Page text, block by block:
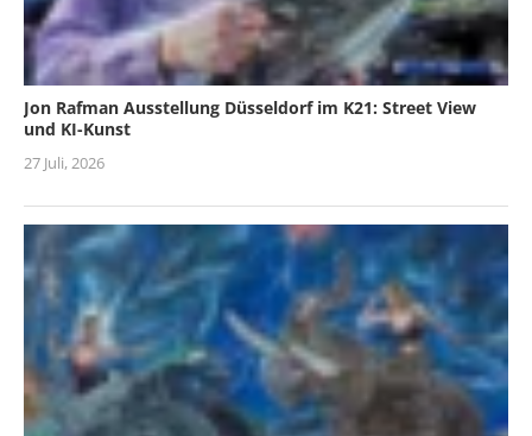
Jon Rafman Ausstellung Düsseldorf im K21: Street View
und KI-Kunst
27 Juli, 2026